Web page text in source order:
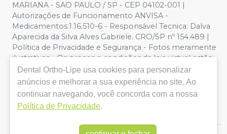
MARIANA - SAO PAULO / SP - CEP 04102-001 |
Autorizações de Funcionamento ANVISA -
Medicamentos:1.16.510-6 - Responsável Tecnica: Dalva
Aparecida da Silva Alves Gabriele. CRO/SP nº 154.489 |
Política de Privacidade e Segurança - Fotos meramente
ilustrativas - Os preços e condições da loja virtual estão
sujeitos a alterações. Em caso de divergência de preços
no site, o valor válido é o do Carrinho de Compra. Não
vendemos por atacado, por isso nos reservamos o
direito de não atender compras de grandes volumes
pelo site.
Dental Ortho-Lipe usa cookies para personalizar
anúncios e melhorar a sua experiência no site. Ao
continuar navegando, você concorda com a nossa
Política de Privacidade.